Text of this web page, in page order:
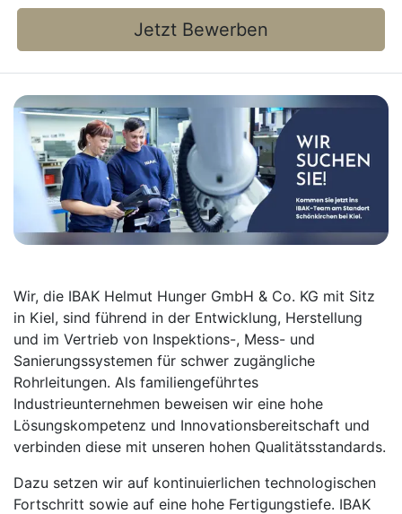
Jetzt Bewerben
Wir, die IBAK Helmut Hunger GmbH & Co. KG mit Sitz
in Kiel, sind führend in der Entwicklung, Herstellung
und im Vertrieb von Inspektions-, Mess- und
Sanierungssystemen für schwer zugängliche
Rohrleitungen. Als familiengeführtes
Industrieunternehmen beweisen wir eine hohe
Lösungskompetenz und Innovationsbereitschaft und
verbinden diese mit unseren hohen Qualitätsstandards.
Dazu setzen wir auf kontinuierlichen technologischen
Fortschritt sowie auf eine hohe Fertigungstiefe. IBAK